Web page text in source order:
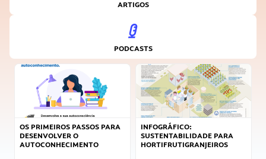
ARTIGOS
PODCASTS
OS PRIMEIROS PASSOS PARA
DESENVOLVER O
AUTOCONHECIMENTO
INFOGRÁFICO:
SUSTENTABILIDADE PARA
HORTIFRUTIGRANJEIROS